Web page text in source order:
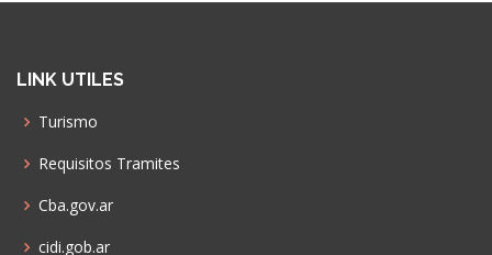
LINK UTILES
Turismo
Requisitos Tramites
Cba.gov.ar
cidi.gob.ar